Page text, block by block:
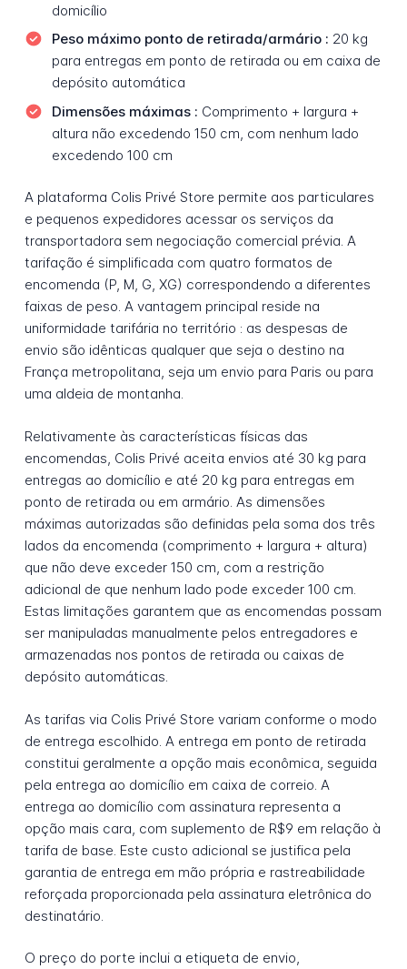
domicílio
Peso máximo ponto de retirada/armário : 20 kg
para entregas em ponto de retirada ou em caixa de
depósito automática
Dimensões máximas : Comprimento + largura +
altura não excedendo 150 cm, com nenhum lado
excedendo 100 cm
A plataforma Colis Privé Store permite aos particulares
e pequenos expedidores acessar os serviços da
transportadora sem negociação comercial prévia. A
tarifação é simplificada com quatro formatos de
encomenda (P, M, G, XG) correspondendo a diferentes
faixas de peso. A vantagem principal reside na
uniformidade tarifária no território : as despesas de
envio são idênticas qualquer que seja o destino na
França metropolitana, seja um envio para Paris ou para
uma aldeia de montanha.
Relativamente às características físicas das
encomendas, Colis Privé aceita envios até 30 kg para
entregas ao domicílio e até 20 kg para entregas em
ponto de retirada ou em armário. As dimensões
máximas autorizadas são definidas pela soma dos três
lados da encomenda (comprimento + largura + altura)
que não deve exceder 150 cm, com a restrição
adicional de que nenhum lado pode exceder 100 cm.
Estas limitações garantem que as encomendas possam
ser manipuladas manualmente pelos entregadores e
armazenadas nos pontos de retirada ou caixas de
depósito automáticas.
As tarifas via Colis Privé Store variam conforme o modo
de entrega escolhido. A entrega em ponto de retirada
constitui geralmente a opção mais econômica, seguida
pela entrega ao domicílio em caixa de correio. A
entrega ao domicílio com assinatura representa a
opção mais cara, com suplemento de R$9 em relação à
tarifa de base. Este custo adicional se justifica pela
garantia de entrega em mão própria e rastreabilidade
reforçada proporcionada pela assinatura eletrônica do
destinatário.
O preço do porte inclui a etiqueta de envio,